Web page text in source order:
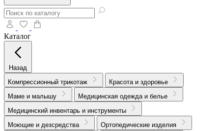
Каталог
Назад
Компрессионный трикотаж
Красота и здоровье
Маме и малышу
Медицинская одежда и белье
Медицинский инвентарь и инструменты
Моющие и дезсредства
Ортопедические изделия